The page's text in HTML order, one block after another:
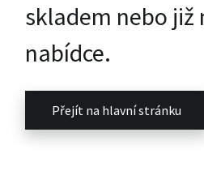
skladem nebo již
nabídce.
Přejít na hlavní stránku